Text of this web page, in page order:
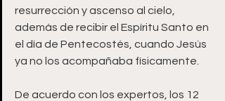
resurrección y ascenso al cielo,
además de recibir el Espíritu Santo en
el día de Pentecostés, cuando Jesús
ya no los acompañaba físicamente.
De acuerdo con los expertos, los 12